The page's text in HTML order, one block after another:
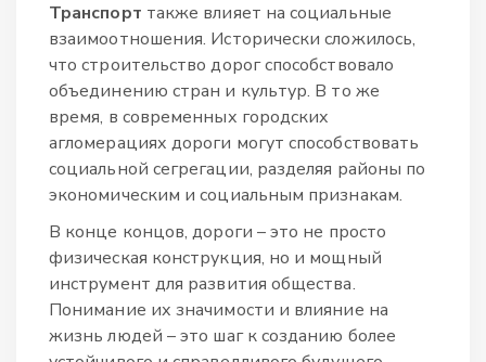
Транспорт также влияет на социальные
взаимоотношения. Исторически сложилось,
что строительство дорог способствовало
объединению стран и культур. В то же
время, в современных городских
агломерациях дороги могут способствовать
социальной сегрегации, разделяя районы по
экономическим и социальным признакам.
В конце концов, дороги – это не просто
физическая конструкция, но и мощный
инструмент для развития общества.
Понимание их значимости и влияние на
жизнь людей – это шаг к созданию более